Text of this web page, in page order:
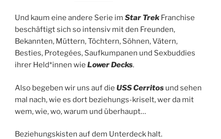
Und kaum eine andere Serie im Star Trek Franchise
beschäftigt sich so intensiv mit den Freunden,
Bekannten, Müttern, Töchtern, Söhnen, Vätern,
Besties, Protegées, Saufkumpanen und Sexbuddies
ihrer Held*innen wie Lower Decks.
Also begeben wir uns auf die USS Cerritos und sehen
mal nach, wie es dort beziehungs-kriselt, wer da mit
wem, wie, wo, warum und überhaupt…
Beziehungskisten auf dem Unterdeck halt.